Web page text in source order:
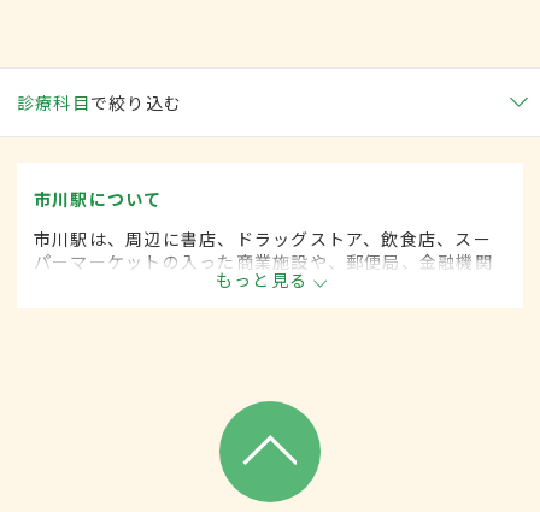
診療科目で絞り込む
市川駅について
市川駅は、周辺に書店、ドラッグストア、飲食店、スー
パーマーケットの入った商業施設や、郵便局、金融機関
等が並んでいる。駅を外れると静かな住宅街が広がり、
ファミリー層も多く居住している。1日の乗者数は約6万
もっと見る